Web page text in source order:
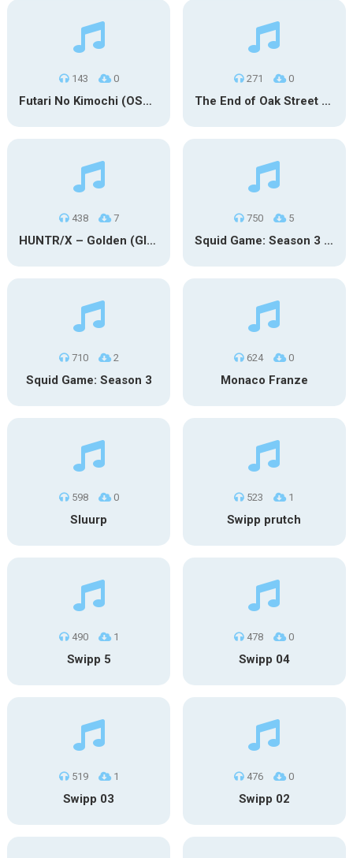
143 0
Futari No Kimochi (OST Inuyasha)
271 0
The End of Oak Street Trailer
438 7
HUNTR/X – Golden (Glowin’ Version)
750 5
Squid Game: Season 3 | Final Games
710 2
Squid Game: Season 3
624 0
Monaco Franze
598 0
Sluurp
523 1
Swipp prutch
490 1
Swipp 5
478 0
Swipp 04
519 1
Swipp 03
476 0
Swipp 02